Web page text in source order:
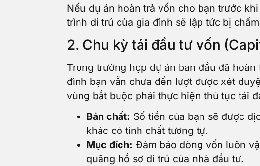
Nếu dự án hoàn trả vốn cho bạn trước
trình di trú của gia đình sẽ lập tức bị
2. Chu kỳ tái đầu tư vốn
Trong trường hợp dự án ban đầu đã
đình bạn vẫn chưa đến lượt được xét
vùng bắt buộc phải thực hiện thủ tục tái
Bản chất: Số tiền của bạn sẽ được
khác có tính chất tương tự.
Mục đích: Đảm bảo dòng vốn luôn
quãng hồ sơ di trú của nhà đầu tư.